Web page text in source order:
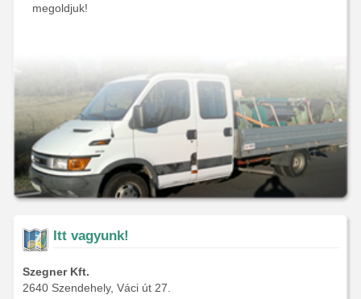
megoldjuk!
Itt vagyunk!
Szegner Kft.
2640 Szendehely, Váci út 27.